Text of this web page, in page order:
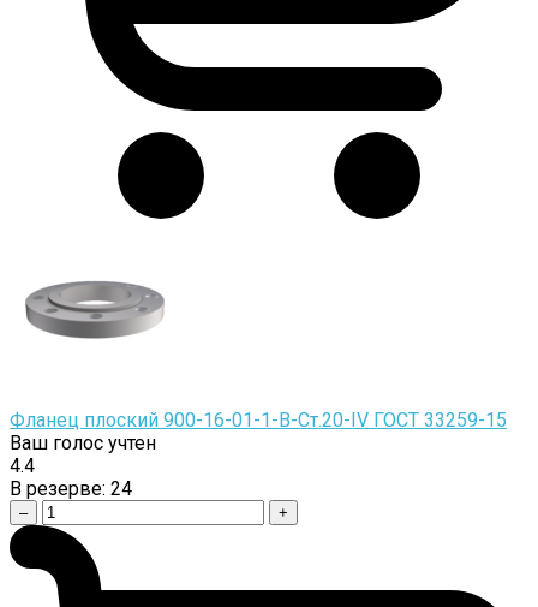
Фланец плоский 900-16-01-1-B-Cт.20-IV ГОСТ 33259-15
Ваш голос учтен
4.4
В резерве: 24
– +